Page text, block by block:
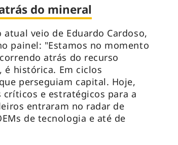
do mineral
veio de Eduardo Cardoso,
painel: "Estamos no momento
atrás do recurso
é histórica. Em ciclos
perseguiam capital. Hoje,
e estratégicos para a
entraram no radar de
de tecnologia e até de